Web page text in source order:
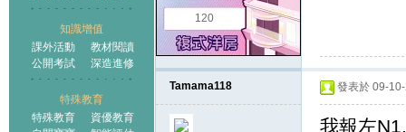
知識增值
課外活動
教材閱讀
公開考試
深造進修
特殊教育
特殊教育
資優教育
120
Tamama118 發表於 09-
我報左